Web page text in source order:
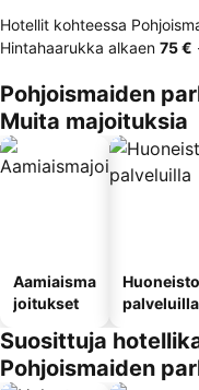
Hotellit kohteessa
Hintahaarukka alkaen ‎75 €
Pohjoismaiden
Muita majoituksia
Aamiaisma
joitukset
Huoneisto
palveluilla
Suosittuja
Pohjoismaiden